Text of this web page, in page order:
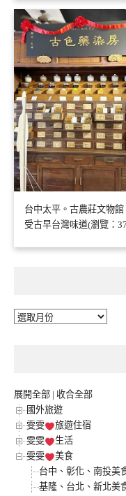
台中太平。古農莊文物
受古早台灣味道(瀏覽：
彙
展開全部 | 收合全部
國外旅遊
雯雯
旅遊住宿
雯雯
生活
雯雯
美食
台中、彰化、南投美
基隆、台北、新北美